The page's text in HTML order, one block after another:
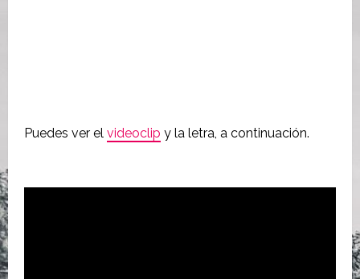
Puedes ver el videoclip y la letra, a continuación.